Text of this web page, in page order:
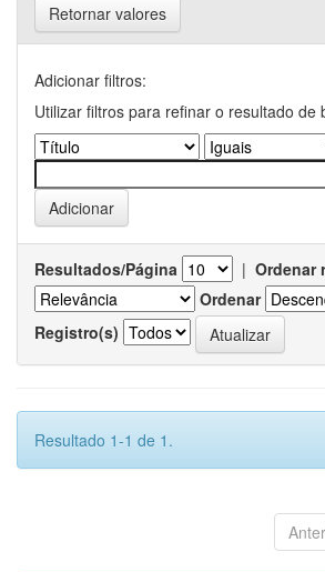
Retornar valores
Adicionar filtros:
Utilizar filtros para refinar o resultado de
Resultados/Página | Ordenar
Ordenar
Registro(s)
Resultado 1-1 de 1.